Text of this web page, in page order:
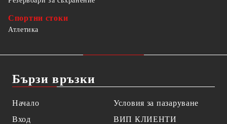
Спортни стоки
Атлетика
Бързи връзки
Начало
Вход
Условия за пазаруване
ВИП КЛИЕНТИ